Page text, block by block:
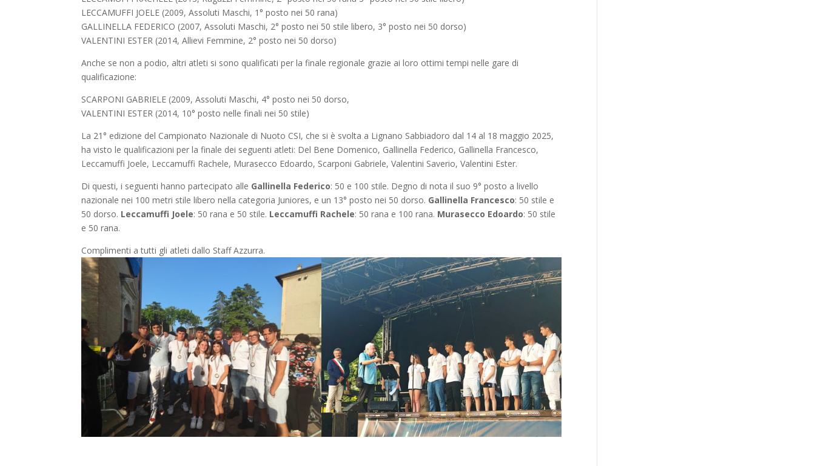
LECCAMUFFI JOELE (2009, Assoluti Maschi, 1° posto nei 50 rana)
GALLINELLA FEDERICO (2007, Assoluti Maschi, 2° posto nei 50 stile libero, 3° posto nei 50 dorso)
VALENTINI ESTER (2014, Allievi Femmine, 2° posto nei 50 dorso)
Anche se non a podio, altri atleti si sono qualificati per la finale regionale grazie ai loro ottimi tempi nelle gare di
qualificazione:
SCARPONI GABRIELE (2009, Assoluti Maschi, 4° posto nei 50 dorso,
VALENTINI ESTER (2014, 10° posto nelle finali nei 50 stile)
La 21° edizione del Campionato Nazionale di Nuoto CSI, che si è svolta a Lignano Sabbiadoro dal 14 al 18 maggio 2025,
ha visto le qualificazioni per la finale dei seguenti atleti: Del Bene Domenico, Gallinella Federico, Gallinella Francesco,
Leccamuffi Joele, Leccamuffi Rachele, Murasecco Edoardo, Scarponi Gabriele, Valentini Saverio, Valentini Ester.
Di questi, i seguenti hanno partecipato alle Gallinella Federico: 50 e 100 stile. Degno di nota il suo 9° posto a livello
nazionale nei 100 metri stile libero nella categoria Juniores, e un 13° posto nei 50 dorso. Gallinella Francesco: 50 stile e
50 dorso. Leccamuffi Joele: 50 rana e 50 stile. Leccamuffi Rachele: 50 rana e 100 rana. Murasecco Edoardo: 50 stile
e 50 rana.
Complimenti a tutti gli atleti dallo Staff Azzurra.